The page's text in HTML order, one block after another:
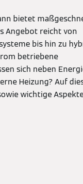
bietet
Angebot reicht von
bis hin zu
betriebene
sich neben
Heizung? Auf
wichtige